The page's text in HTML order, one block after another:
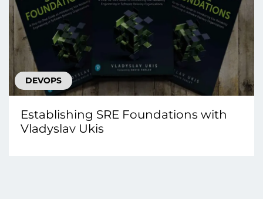
DEVOPS
Establishing SRE Foundations with
Vladyslav Ukis